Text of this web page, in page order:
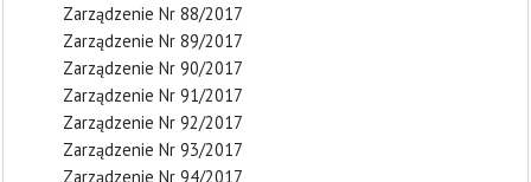
Zarządzenie Nr 88/2017
Zarządzenie Nr 89/2017
Zarządzenie Nr 90/2017
Zarządzenie Nr 91/2017
Zarządzenie Nr 92/2017
Zarządzenie Nr 93/2017
Zarządzenie Nr 94/2017